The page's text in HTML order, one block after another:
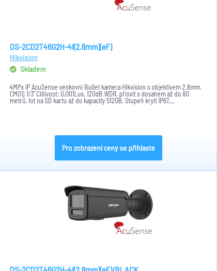
DS-2CD2T46G2H-4I(2.8mm)(eF)
Hikvision
Skladem
4MPx IP AcuSense venkovní Bullet kamera Hikvision s objektivem 2.8mm.
CMOS 1/3" Citlivost: 0,001Lux, 120dB WDR, přísvit s dosahem až do 80
metrů. lot na SD kartu až do kapacity 512GB, Stupeň krytí IP67,...
Pro zobrazení ceny se přihlaste